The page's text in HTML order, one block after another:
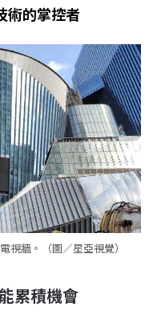
的掌控者
視牆。（圖／星亞視覺）
累積機會